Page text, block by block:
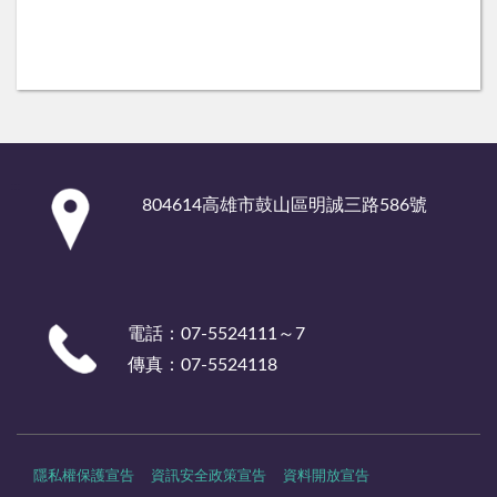
804614高雄市鼓山區明誠三路586號
電話：07-5524111～7
傳真：07-5524118
隱私權保護宣告 資訊安全政策宣告 資料開放宣告